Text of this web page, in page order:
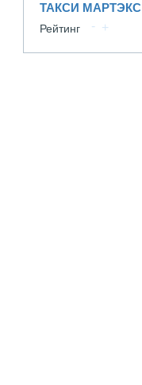
ТАКСИ МАРТЭКС
Рейтинг